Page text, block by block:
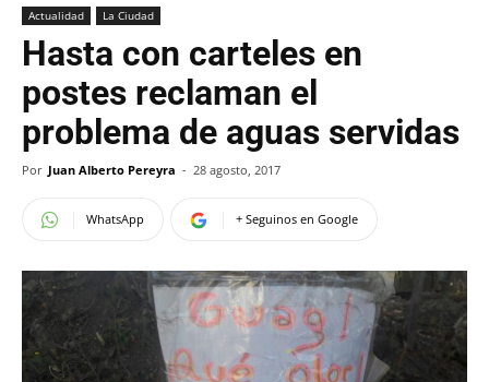
Actualidad La Ciudad
Hasta con carteles en
postes reclaman el
problema de aguas servidas
Por Juan Alberto Pereyra - 28 agosto, 2017
WhatsApp + Seguinos en Google